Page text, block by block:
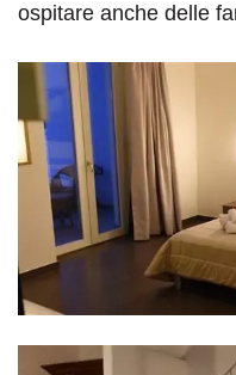
ospitare anche delle